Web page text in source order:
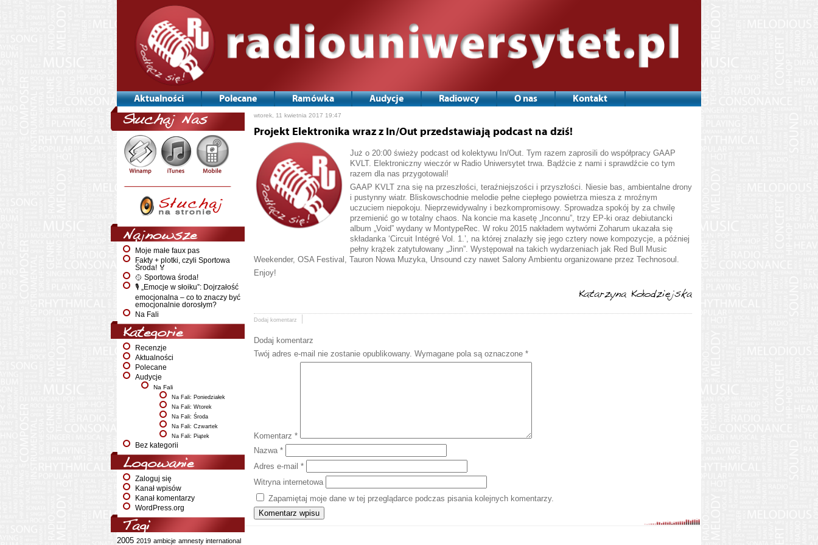
Aktualności Polecane Ramówka Audycje Radiowcy O nas Kontakt
Słuchaj Nas
Najnowsze
Moje małe faux pas
Fakty + plotki, czyli Sportowa
Środa! 🏅
🥎 Sportowa środa!
🎙️ „Emocje w słoiku”: Dojrzałość
emocjonalna – co to znaczy być
emocjonalnie dorosłym?
Na Fali
Kategorie
Recenzje
Aktualności
Polecane
Audycje
Na Fali
Na Fali: Poniedziałek
Na Fali: Wtorek
Na Fali: Środa
Na Fali: Czwartek
Na Fali: Piątek
Bez kategorii
Logowanie
Zaloguj się
Kanał wpisów
Kanał komentarzy
WordPress.org
Tagi
2005 2019 ambicje amnesty international
wtorek, 11 kwietnia 2017 19:47
Projekt Elektronika wraz z In/Out przedstawiają podcast na dziś!
Już o 20:00 świeży podcast od kolektywu In/Out. Tym razem zaprosili do współpracy GAAP
KVLT. Elektroniczny wieczór w Radio Uniwersytet trwa. Bądźcie z nami i sprawdźcie co tym
razem dla nas przygotowali!
GAAP KVLT zna się na przeszłości, teraźniejszości i przyszłości. Niesie bas, ambientalne drony
i pustynny wiatr. Bliskowschodnie melodie pełne ciepłego powietrza miesza z mroźnym
uczuciem niepokoju. Nieprzewidywalny i bezkompromisowy. Sprowadza spokój by za chwilę
przemienić go w totalny chaos. Na koncie ma kasetę „Inconnu”, trzy EP-ki oraz debiutancki
album „Void” wydany w MontypeRec. W roku 2015 nakładem wytwórni Zoharum ukazała się
składanka ‘Circuit Intégré Vol. 1.’, na której znalazły się jego cztery nowe kompozycje, a później
pełny krążek zatytułowany „Jinn”. Występował na takich wydarzeniach jak Red Bull Music
Weekender, OSA Festival, Tauron Nowa Muzyka, Unsound czy nawet Salony Ambientu organizowane przez Technosoul.
Enjoy!
Katarzyna Kołodziejska
Dodaj komentarz
Dodaj komentarz
Twój adres e-mail nie zostanie opublikowany. Wymagane pola są oznaczone *
Komentarz *
Nazwa *
Adres e-mail *
Witryna internetowa
Zapamiętaj moje dane w tej przeglądarce podczas pisania kolejnych komentarzy.